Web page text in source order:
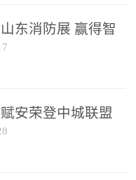
东消防展 赢得智
耀
安荣登中城联盟
略合作平台